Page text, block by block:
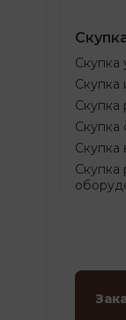
Скупка
Скупка
Скупка
Скупка
Скупка
Скупка